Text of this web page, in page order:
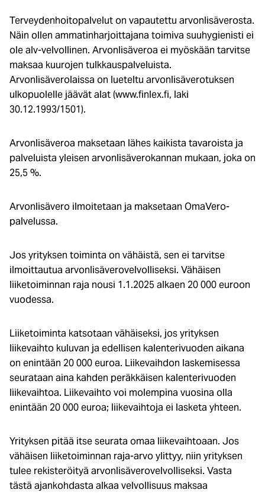
Terveydenhoitopalvelut on vapautettu arvonlisäverosta.
Näin ollen ammatinharjoittajana toimiva suuhygienisti ei
ole alv-velvollinen. Arvonlisäveroa ei myöskään tarvitse
maksaa kuurojen tulkkauspalveluista.
Arvonlisäverolaissa on lueteltu arvonlisäverotuksen
ulkopuolelle jäävät alat (www.finlex.fi, laki
30.12.1993/1501).
Arvonlisäveroa maksetaan lähes kaikista tavaroista ja
palveluista yleisen arvonlisäverokannan mukaan, joka on
25,5 %.
Arvonlisävero ilmoitetaan ja maksetaan OmaVero-
palvelussa.
Jos yrityksen toiminta on vähäistä, sen ei tarvitse
ilmoittautua arvonlisäverovelvolliseksi. Vähäisen
liiketoiminnan raja nousi 1.1.2025 alkaen 20 000 euroon
vuodessa.
Liiketoiminta katsotaan vähäiseksi, jos yrityksen
liikevaihto kuluvan ja edellisen kalenterivuoden aikana
on enintään 20 000 euroa. Liikevaihdon laskemisessa
seurataan aina kahden peräkkäisen kalenterivuoden
liikevaihtoa. Liikevaihto voi molempina vuosina olla
enintään 20 000 euroa; liikevaihtoja ei lasketa yhteen.
Yrityksen pitää itse seurata omaa liikevaihtoaan. Jos
vähäisen liiketoiminnan raja-arvo ylittyy, niin yrityksen
tulee rekisteröityä arvonlisäverovelvolliseksi. Vasta
tästä ajankohdasta alkaa velvollisuus maksaa